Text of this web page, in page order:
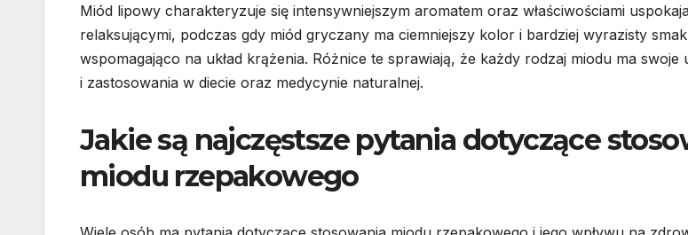
Miód lipowy charakteryzuje się intensywniejszym aromatem oraz właściwościami
relaksującymi, podczas gdy miód gryczany ma ciemniejszy kolor i bardziej wyrazisty smak
wspomagająco na układ krążenia. Różnice te sprawiają, że każdy rodzaj miodu ma swoje
i zastosowania w diecie oraz medycynie naturalnej.
Jakie są najczęstsze pytania dotyczące
miodu rzepakowego